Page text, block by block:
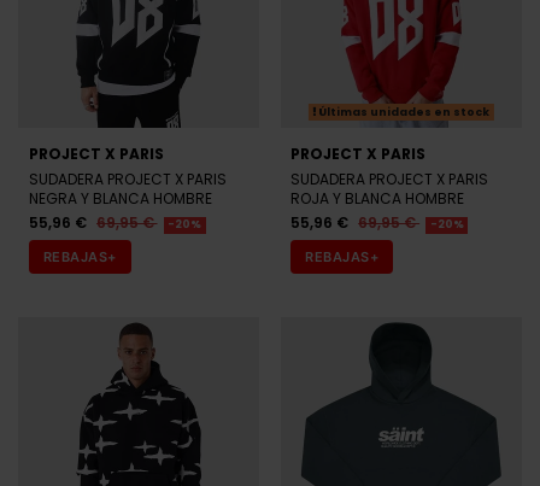
PROJECT X PARIS
SUDADERA PROJECT X PARIS
NEGRA Y BLANCA HOMBRE
55,96 € 69,95 € -20%
REBAJAS+
Últimas unidades en stock
PROJECT X PARIS
SUDADERA PROJECT X PARIS
ROJA Y BLANCA HOMBRE
55,96 € 69,95 € -20%
REBAJAS+